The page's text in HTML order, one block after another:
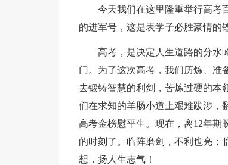
今天我们在这里隆重举行高考
的进军号，这是表学子必胜豪情的
高考，是决定人生道路的分水
门。为了这次高考，我们历炼、准
去锻铸智慧的利剑，苦炼过硬的本
们在求知的羊肠小道上艰难跋涉，
高考金榜慰平生。现在，离12年期
的时刻了。临阵磨剑，不利也亮；
想，扬人生志气！